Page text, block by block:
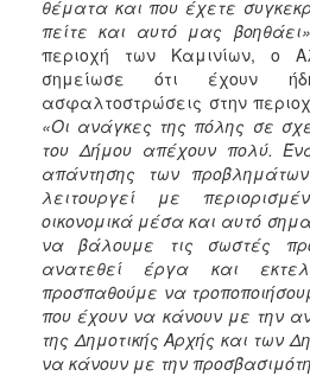
θέματα και που έχετε
πείτε και αυτό μας βοηθάει»
περιοχή των Καμινίων, ο
σημείωσε ότι έχουν
ασφαλτοστρώσεις στην
«Οι ανάγκες της πόλης σε
του Δήμου απέχουν πολύ.
απάντησης των
λειτουργεί με
οικονομικά μέσα και αυτό
να βάλουμε τις σωστές
ανατεθεί έργα και
προσπαθούμε να
που έχουν να κάνουν με την
της Δημοτικής Αρχής και των
να κάνουν με την